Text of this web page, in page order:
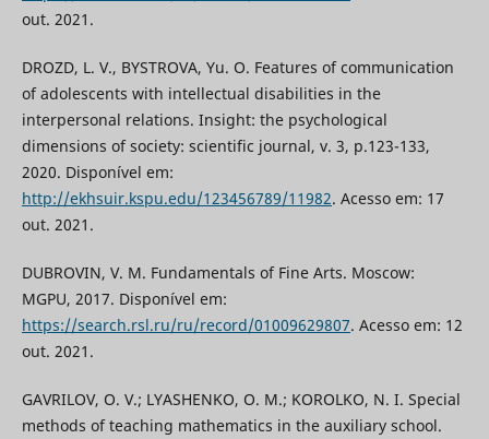
out. 2021.
DROZD, L. V., BYSTROVA, Yu. O. Features of communication
of adolescents with intellectual disabilities in the
interpersonal relations. Insight: the psychological
dimensions of society: scientific journal, v. 3, p.123-133,
2020. Disponível em:
http://ekhsuir.kspu.edu/123456789/11982. Acesso em: 17
out. 2021.
DUBROVIN, V. M. Fundamentals of Fine Arts. Мoscow:
MGPU, 2017. Disponível em:
https://search.rsl.ru/ru/record/01009629807. Acesso em: 12
out. 2021.
GAVRILOV, O. V.; LYASHENKO, O. M.; KOROLKO, N. I. Special
methods of teaching mathematics in the auxiliary school.